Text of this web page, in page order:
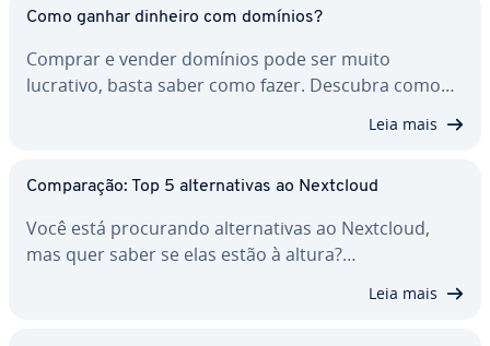
Como ganhar dinheiro com domínios?
Comprar e vender domínios pode ser muito
lucrativo, basta saber como fazer. Descubra como…
Leia mais
Com­pa­ra­ção: Top 5 al­ter­na­ti­vas ao Nextcloud
Você está pro­cu­rando al­ter­na­ti­vas ao Nextcloud,
mas quer saber se elas estão à altura?…
Leia mais